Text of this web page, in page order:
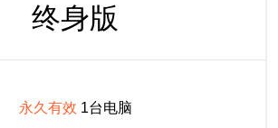
终身版
永久有效 1台电脑